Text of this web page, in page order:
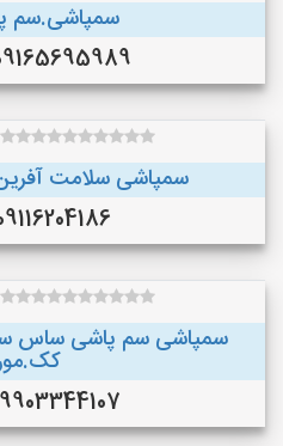
سمپاشی.سم
09165695989
سمپاشی سلامت
09116204186
09903344107